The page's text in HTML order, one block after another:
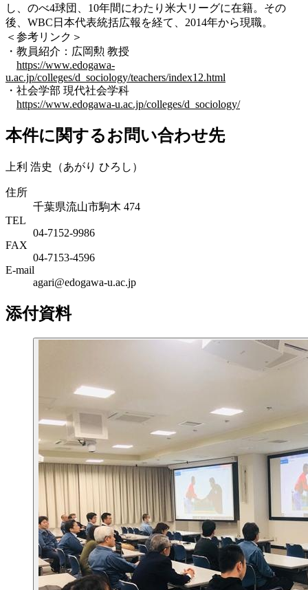
し、のべ4球団、10年間にわたり米大リーグに在籍。その
後、WBC日本代表統括広報を経て、2014年から現職。
＜参考リンク＞
・教員紹介：広岡勲 教授
https://www.edogawa-
u.ac.jp/colleges/d_sociology/teachers/index12.html
・社会学部 現代社会学科
https://www.edogawa-u.ac.jp/colleges/d_sociology/
本件に関するお問い合わせ先
上利 浩史（あがり ひろし）
住所
千葉県流山市駒木 474
TEL
04-7152-9986
FAX
04-7153-4596
E-mail
agari@edogawa-u.ac.jp
添付資料